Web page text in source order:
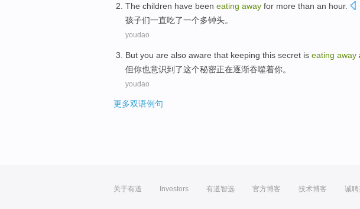
The children have been eating away for more than an hour.
孩子们一直吃了一个多钟头。
youdao
But you are also aware that keeping this secret is eating away
但你也意识到了这个秘密正在逐渐吞噬着你。
youdao
更多双语例句
关于有道 Investors 有道智选 官方博客 技术博客 诚